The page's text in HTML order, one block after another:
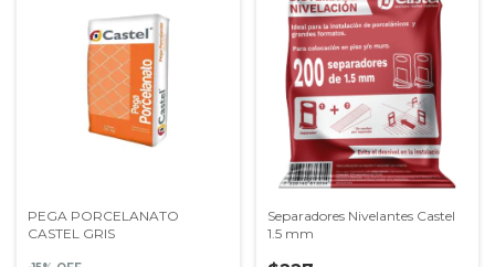
PEGA PORCELANATO
CASTEL GRIS
Separadores Nivelantes Castel
1.5 mm